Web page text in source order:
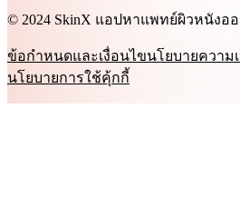
© 2024 SkinX แอปหาแพทย์ผิวหนังอ
ข้อกำหนดและเงื่อนไขนโยบายความ
นโยบายการใช้คุ้กกี้